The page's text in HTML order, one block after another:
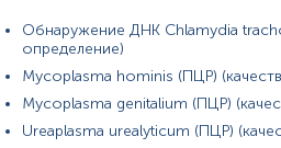
Обнаружение ДНК Chlamydia
определение)
Mycoplasma hominis (ПЦР)
Mycoplasma genitalium (ПЦР)
Ureaplasma urealyticum (ПЦР)